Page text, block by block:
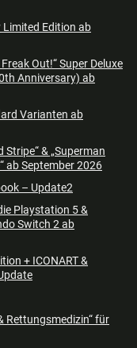
Limited Edition ab
Out!“ Super Deluxe
Anniversary) ab
Varianten ab
Stripe“ & „Superman
ab September 2026
– Update2
Playstation 5 &
Switch 2 ab
+ ICONART &
Rettungsmedizin“ für